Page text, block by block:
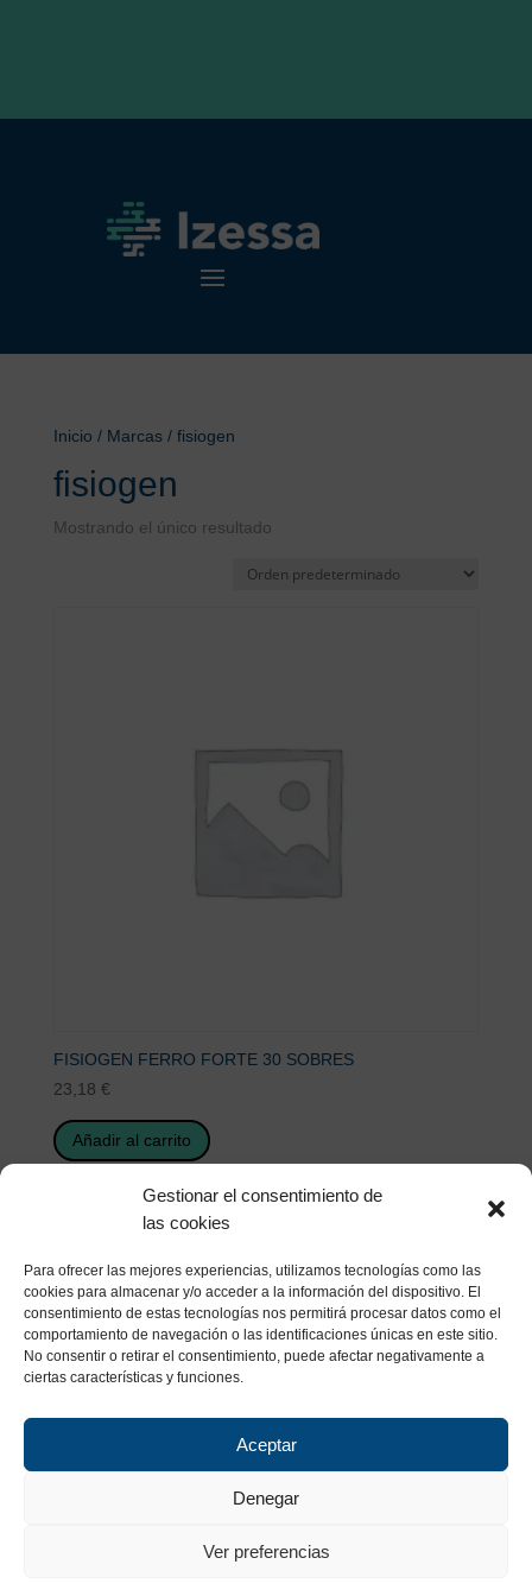
Gestionar el consentimiento de
las cookies
Para ofrecer las mejores experiencias, utilizamos tecnologías como las
cookies para almacenar y/o acceder a la información del dispositivo. El
consentimiento de estas tecnologías nos permitirá procesar datos como el
comportamiento de navegación o las identificaciones únicas en este sitio.
No consentir o retirar el consentimiento, puede afectar negativamente a
ciertas características y funciones.
Aceptar
Denegar
Ver preferencias
Inicio / Marcas / fisiogen
fisiogen
Mostrando el único resultado
FISIOGEN FERRO FORTE 30 SOBRES
23,18 €
Añadir al carrito